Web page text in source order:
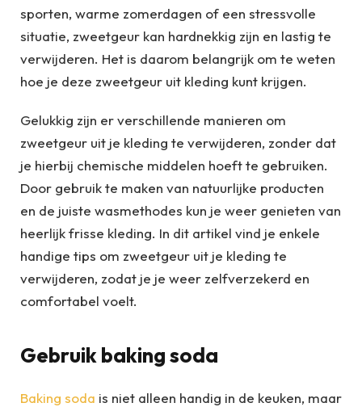
sporten, warme zomerdagen of een stressvolle
situatie, zweetgeur kan hardnekkig zijn en lastig te
verwijderen. Het is daarom belangrijk om te weten
hoe je deze zweetgeur uit kleding kunt krijgen.
Gelukkig zijn er verschillende manieren om
zweetgeur uit je kleding te verwijderen, zonder dat
je hierbij chemische middelen hoeft te gebruiken.
Door gebruik te maken van natuurlijke producten
en de juiste wasmethodes kun je weer genieten van
heerlijk frisse kleding. In dit artikel vind je enkele
handige tips om zweetgeur uit je kleding te
verwijderen, zodat je je weer zelfverzekerd en
comfortabel voelt.
Gebruik baking soda
Baking soda is niet alleen handig in de keuken, maar